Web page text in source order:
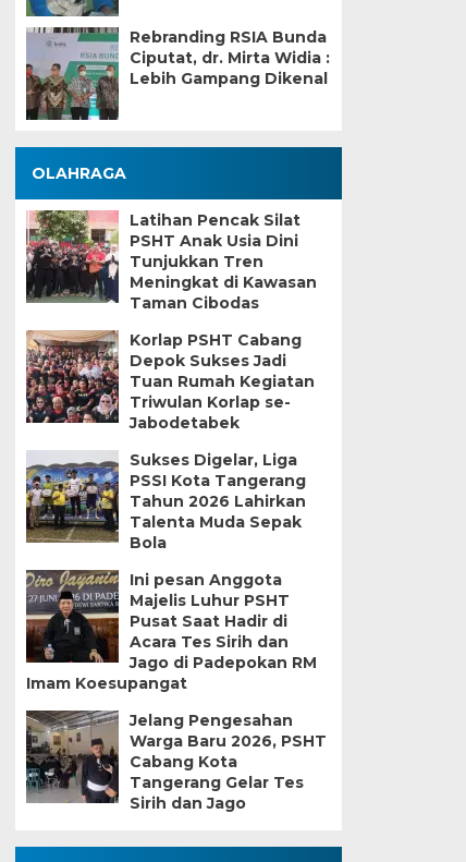
Rebranding RSIA Bunda
Ciputat, dr. Mirta Widia :
Lebih Gampang Dikenal
OLAHRAGA
Latihan Pencak Silat
PSHT Anak Usia Dini
Tunjukkan Tren
Meningkat di Kawasan
Taman Cibodas
Korlap PSHT Cabang
Depok Sukses Jadi
Tuan Rumah Kegiatan
Triwulan Korlap se-
Jabodetabek
Sukses Digelar, Liga
PSSI Kota Tangerang
Tahun 2026 Lahirkan
Talenta Muda Sepak
Bola
Ini pesan Anggota
Majelis Luhur PSHT
Pusat Saat Hadir di
Acara Tes Sirih dan
Jago di Padepokan RM
Imam Koesupangat
Jelang Pengesahan
Warga Baru 2026, PSHT
Cabang Kota
Tangerang Gelar Tes
Sirih dan Jago